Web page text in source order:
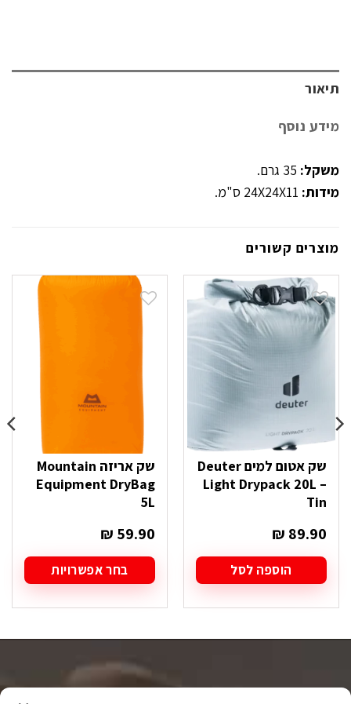
תיאור
מידע נוסף
משקל:
מידות:
מוצרים קשורים
שק אטום למים Deuter
Light Drypack 20L –
Tin
₪ 89.90
הוספה לסל
שק אריזה Mountain
Equipment DryBag
5L
₪ 59.90
בחר אפשרויות
זה
מספר
ניתן
לבחור